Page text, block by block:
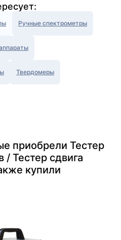
Ручные спектрометры
Твердомеры
приобрели Тестер
/ Тестер сдвига
купили